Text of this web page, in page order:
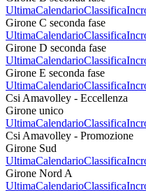
UltimaCalendarioClassifica
Girone C seconda fase
UltimaCalendarioClassifica
Girone D seconda fase
UltimaCalendarioClassifica
Girone E seconda fase
UltimaCalendarioClassifica
Csi Amavolley - Eccellenza
Girone unico
UltimaCalendarioClassifica
Csi Amavolley - Promozione
Girone Sud
UltimaCalendarioClassifica
Girone Nord A
UltimaCalendarioClassifica